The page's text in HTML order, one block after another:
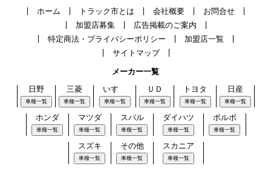
ホーム トラック市とは 会社概要
お問合せ
加盟店募集
広告掲載のご案内
特定商法・プライバシーポリシー
加盟店一覧
サイトマップ
メーカー一覧
日野
車種一覧
三菱
車種一覧
いすゞ
車種一覧
ＵＤ
車種一覧
トヨタ
車種一覧
日産
車種一覧
ホンダ
車種一覧
マツダ
車種一覧
スバル
車種一覧
ダイハツ
車種一覧
ボルボ
車種一覧
スズキ
車種一覧
その他
車種一覧
スカニア
車種一覧